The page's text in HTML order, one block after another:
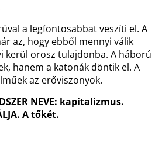
a legfontosabbat veszíti el. A
az, hogy ebből mennyi válik
kerül orosz tulajdonba. A háború
hanem a katonák döntik el. A
az erőviszonyok.
NEVE: kapitalizmus.
A tőkét.